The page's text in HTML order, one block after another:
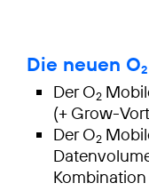
Die neuen O2
Der O2
(+ Grow-
Der O2